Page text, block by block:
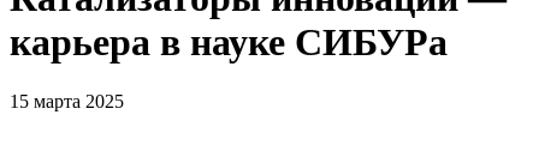
карьера в науке СИБУРа
15 марта 2025